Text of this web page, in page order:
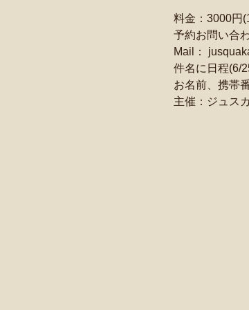
料金：3000円
予約お問い合
Mail：
件名に日程(6/
お名前、携帯
主催：ジュス